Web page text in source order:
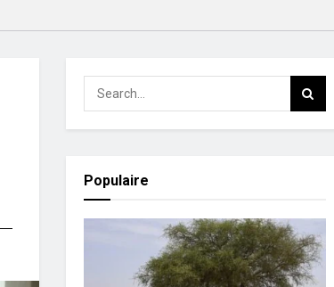
Populaire